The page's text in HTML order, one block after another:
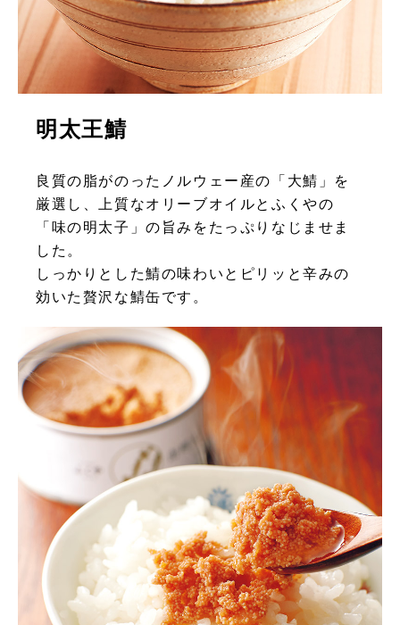
明太王鯖
良質の脂がのったノルウェー産の「大鯖」を
厳選し、上質なオリーブオイルとふくやの
「味の明太子」の旨みをたっぷりなじませま
した。
しっかりとした鯖の味わいとピリッと辛みの
効いた贅沢な鯖缶です。